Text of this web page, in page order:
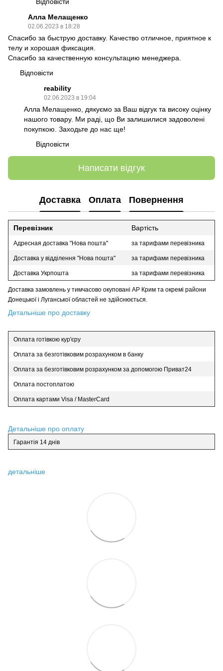
Алла Мелащенко
02.06.2023 в 18:28
Спасибо за быструю доставку. Качество отличное, приятное к
телу и хорошая фиксация.
Спасибо за качественную консультацию менеджера.
Відповісти
reability
02.06.2023 в 19:04
Алла Мелащенко, дякуємо за Ваш відгук та високу оцінку
нашого товару. Ми раді, що Ви залишилися задоволені
покупкою. Заходьте до нас ще!
Відповісти
Написати відгук
Доставка Оплата Повернення
Перевізник Вартість
Адресная доставка "Нова пошта" за тарифами перевізника
Доставка у відділення "Нова пошта" за тарифами перевізника
Доставка Укрпошта за тарифами перевізника
Доставка замовлень у тимчасово окуповані АР Крим та окремі райони
Донецької і Луганської областей не здійснюється.
Детальніше про доставку
Оплата готівкою кур'єру
Оплата за безготівковим розрахунком в банку
Оплата за безготівковим розрахунком за допомогою Приват24
Оплата постоплатою
Оплата картами Visa / MasterCard
Детальніше про оплату
Гарантія 14 днів
детальніше